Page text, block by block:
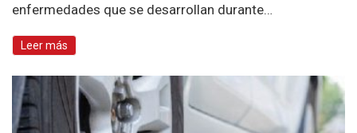
enfermedades que se desarrollan durante…
Leer más